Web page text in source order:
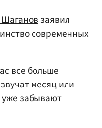
заявил
современных
все больше
месяц или
уже забывают